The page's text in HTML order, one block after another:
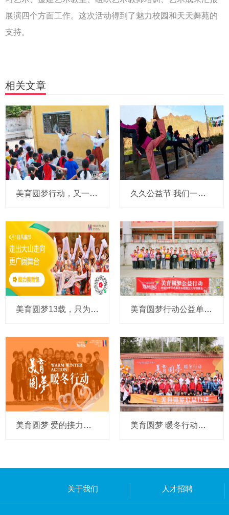
展演四个方面工作。这次活动得到了魅力校园和天天舞苑的
支持。
相关文章
美育圆梦行动，又一场为爱而行的双向奔赴！ 久久公益节 我们一起为山区的孩子捐建美育圆梦艺术教室
美育圆梦13载，只为圆孩子心中的艺术梦想 美育圆梦行动公益单位爱心公示
美育圆梦 爱的接力走进深山，215个暖冬礼包情满校园 美育圆梦 暖冬行动走进富顺县新华小学，让爱更有温度
关于我们 人才招聘